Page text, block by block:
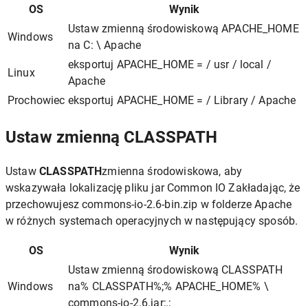
OS Wynik
Windows
Ustaw zmienną środowiskową APACHE_HOME
na C: \ Apache
Linux
eksportuj APACHE_HOME = / usr / local /
Apache
Prochowiec eksportuj APACHE_HOME = / Library / Apache
Ustaw zmienną CLASSPATH
Ustaw CLASSPATHzmienna środowiskowa, aby
wskazywała lokalizację pliku jar Common IO Zakładając, że
przechowujesz commons-io-2.6-bin.zip w folderze Apache
w różnych systemach operacyjnych w następujący sposób.
OS Wynik
Windows
Ustaw zmienną środowiskową CLASSPATH
na% CLASSPATH%;% APACHE_HOME% \
commons-io-2.6.jar;.;